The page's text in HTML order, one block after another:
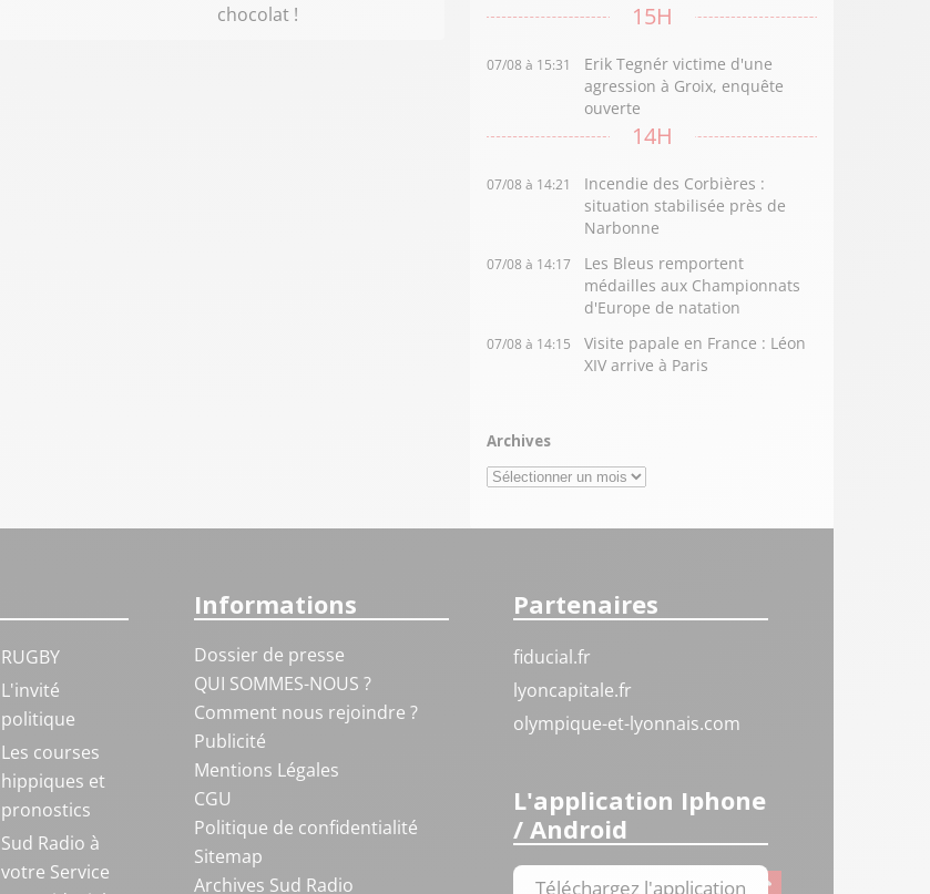
chocolat !
15H
07/08 à 15:31
Erik Tegnér victime d'une
agression à Groix, enquête
ouverte
14H
07/08 à 14:21
Incendie des Corbières :
situation stabilisée près de
Narbonne
07/08 à 14:17
Les Bleus remportent
médailles aux Championnats
d'Europe de natation
07/08 à 14:15
Visite papale en France : Léon
XIV arrive à Paris
Archives
Archives
RUGBY
L'invité
politique
Les courses
hippiques et
pronostics
Sud Radio à
votre Service
Informations
Dossier de presse
QUI SOMMES-NOUS ?
Comment nous rejoindre ?
Publicité
Mentions Légales
CGU
Politique de confidentialité
Sitemap
Archives Sud Radio
Partenaires
fiducial.fr
lyoncapitale.fr
olympique-et-lyonnais.com
L'application Iphone
/ Android
Téléchargez l'application